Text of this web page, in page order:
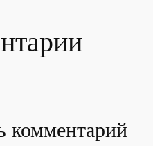
комментарий